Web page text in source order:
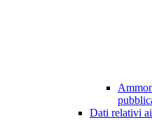
Dati relativi